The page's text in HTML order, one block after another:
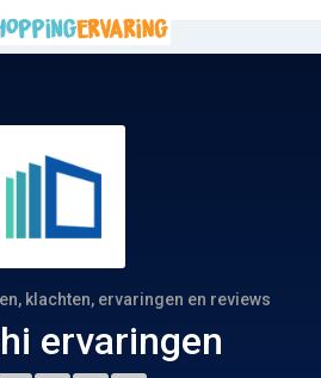
klachten, ervaringen en reviews
ervaringen